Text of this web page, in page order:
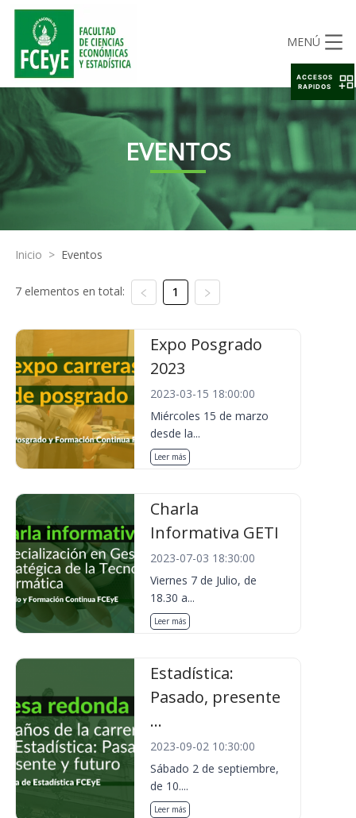
MENÚ
EVENTOS
Inicio > Eventos
7 elementos en total: 1
Expo Posgrado
2023
2023-03-15 18:00:00
Miércoles 15 de marzo
desde la...
Leer más
Charla
Informativa GETI
2023-07-03 18:30:00
Viernes 7 de Julio, de
18.30 a...
Leer más
Estadística:
Pasado, presente
...
2023-09-02 10:30:00
Sábado 2 de septiembre,
de 10....
Leer más
ACCESOS
RAPIDOS